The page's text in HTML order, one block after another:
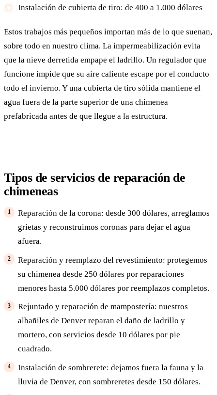
Instalación de cubierta de tiro: de 400 a 1.000 dólares
Estos trabajos más pequeños importan más de lo que suenan,
sobre todo en nuestro clima. La impermeabilización evita
que la nieve derretida empape el ladrillo. Un regulador que
funcione impide que su aire caliente escape por el conducto
todo el invierno. Y una cubierta de tiro sólida mantiene el
agua fuera de la parte superior de una chimenea
prefabricada antes de que llegue a la estructura.
Tipos de servicios de reparación de
chimeneas
Reparación de la corona: desde 300 dólares, arreglamos
grietas y reconstruimos coronas para dejar el agua
afuera.
Reparación y reemplazo del revestimiento: protegemos
su chimenea desde 250 dólares por reparaciones
menores hasta 5.000 dólares por reemplazos completos.
Rejuntado y reparación de mampostería: nuestros
albañiles de Denver reparan el daño de ladrillo y
mortero, con servicios desde 10 dólares por pie
cuadrado.
Instalación de sombrerete: dejamos fuera la fauna y la
lluvia de Denver, con sombreretes desde 150 dólares.